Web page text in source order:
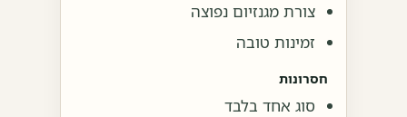
צורת מגנזיום נפוצה
זמינות טובה
חסרונות
סוג אחד בלבד